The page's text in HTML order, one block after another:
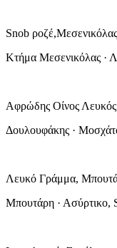
Snob ροζέ,Μεσενικόλας
Κτήμα Μεσενικόλας ·
Αφρώδης Οίνος
Δουλουφάκης ·
Λευκό Γράμμα,
Μπουτάρη · Ασύρτικο,